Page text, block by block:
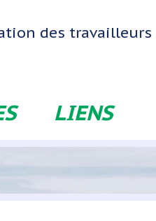
des
LIENS